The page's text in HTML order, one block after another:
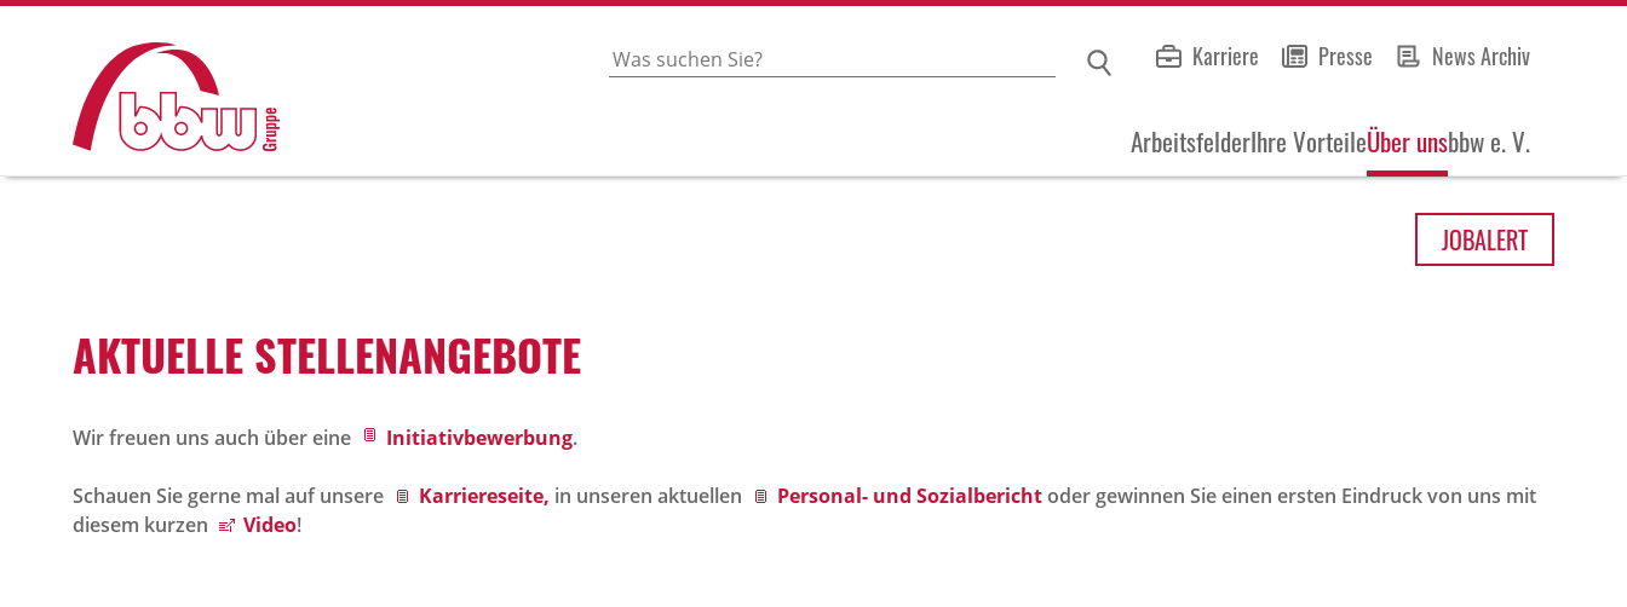
Karriere Presse News Archiv
ArbeitsfelderIhre VorteileÜber unsbbw e. V.
JOBALERT
AKTU­ELLE STEL­LEN­AN­GE­BOTE
Wir freuen uns auch über eine Initiativbewerbung.
Schauen Sie gerne mal auf unsere Karriereseite, in unseren aktuellen Personal- und Sozialberichtoder gewinnen Sie einen ersten Eindruck von uns mit
diesem kurzen
Video!